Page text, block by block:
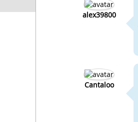
alex39800
Cantaloo